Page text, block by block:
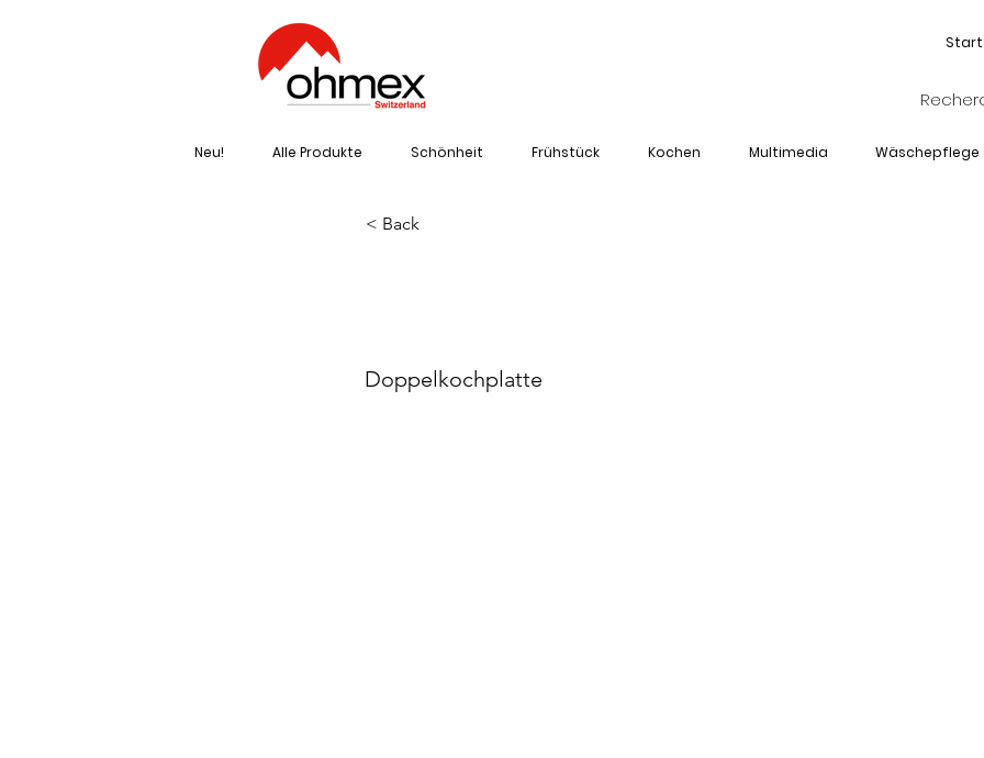
Neu! Alle Produkte Schönheit Frühstück Kochen Multimedia Wäschepflege
< Back
Doppelkochplatte